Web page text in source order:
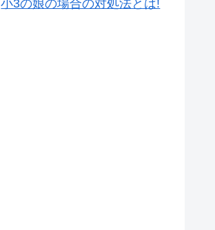
小3の娘の場合の対処法とは!